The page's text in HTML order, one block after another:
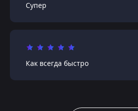
Супер
Как всегда быстро